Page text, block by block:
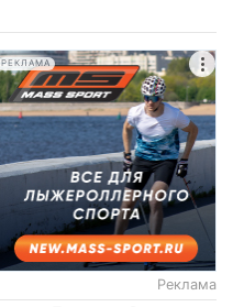
РЕКЛАМА
Реклама